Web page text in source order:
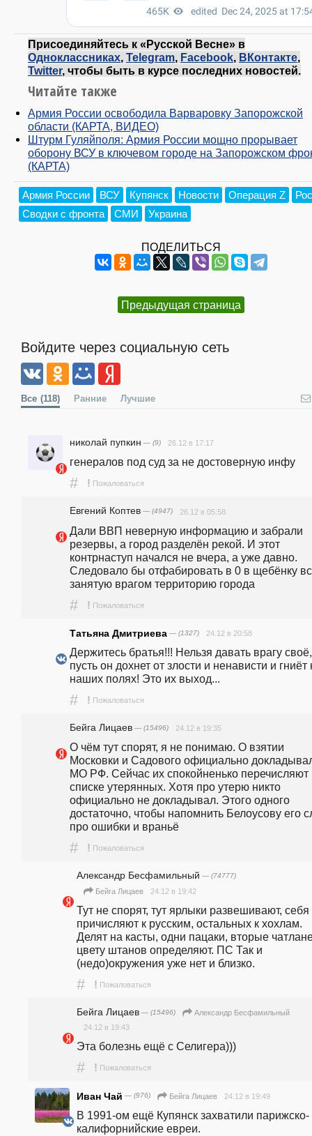
Присоединяйтесь к «Русской Весне» в
Одноклассниках, Telegram, Facebook, ВКонтакте,
Twitter, чтобы быть в курсе последних новостей.
Читайте также
Армия России освободила Варваровку Запорожской
области (КАРТА, ВИДЕО)
Штурм Гуляйполя: Армия России мощно прорывает
оборону ВСУ в ключевом городе на Запорожском
(КАРТА)
Армия России ВСУ Купянск Новости Операция Z
Сводки с фронта
СМИ Украина
ПОДЕЛИТЬСЯ
Предыдущая страница
Войдите через социальную сеть
Все (118) Ранние Лучшие
николай пупкин — (9) 26.12 в 17:17
генералов под суд за не достоверную инфу
# ! Пожаловаться
Евгений Коптев — (4947) 26.12 в 05:58
Дали ВВП неверную информацию и забрали
резервы, а город разделён рекой. И этот
контрнаступ начался не вчера, а уже давно.
Следовало бы отфабировать в 0 в щебёнку
занятую врагом территорию города
# ! Пожаловаться
Татьяна Дмитриева — (1327) 24.12 в 20:58
Держитесь братья!!! Нельзя давать врагу своё,
пусть он дохнет от злости и ненависти и гниёт
наших полях! Это их выход...
# ! Пожаловаться
Бейга Лицаев — (15496) 24.12 в 19:35
О чём тут спорят, я не понимаю. О взятии
Московки и Садового официально
МО РФ. Сейчас их спокойненько перечисляют
списке утерянных. Хотя про утерю никто
официально не докладывал. Этого одного
достаточно, чтобы напомнить Белоусову его
про ошибки и враньё
# ! Пожаловаться
Александр Бесфамильный — (74777)
Бейга Лицаев 24.12 в 19:42
Тут не спорят, тут ярлыки развешивают, себя
причисляют к русским, остальных к хохлам.
Делят на касты, одни пацаки, вторые
цвету штанов определяют. ПС Так и
(недо)окружения уже нет и близко.
# ! Пожаловаться
Бейга Лицаев — (15496)
Александр Бесфамильный
24.12 в 19:43
Эта болезнь ещё с Селигера)))
# ! Пожаловаться
Иван Чай — (976) Бейга Лицаев 24.12 в 19:49
В 1991-ом ещё Купянск захватили парижско-
калифорнийские евреи.